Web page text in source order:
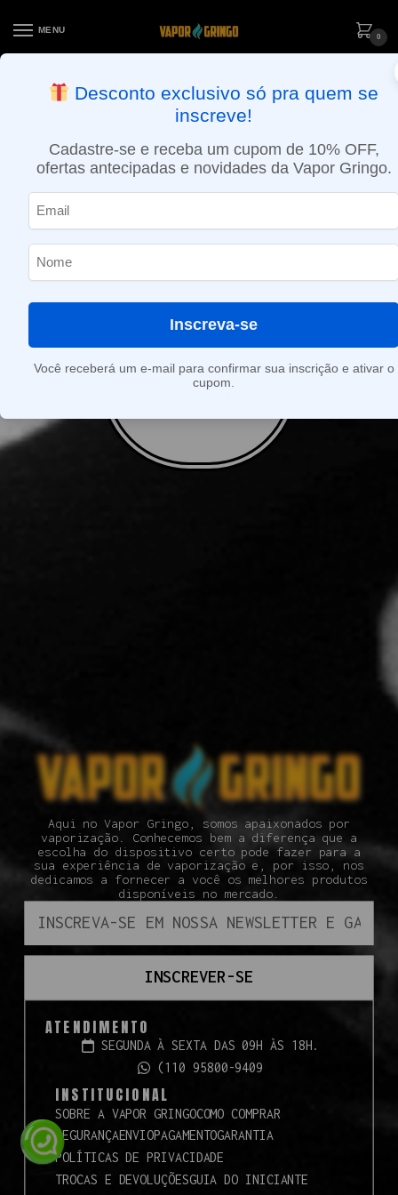
MENU
0
APROVADOS ATÉ 15:30 VIA MOTOBOY
Creme Doce
Aqui no Vapor Gringo, somos apaixonados por
vaporização. Conhecemos bem a diferença que a
escolha do dispositivo certo pode fazer para a
sua experiência de vaporização e, por isso, nos
dedicamos a fornecer a você os melhores produtos
disponíveis no mercado.
INSCREVER-SE
ATENDIMENTO
SEGUNDA À SEXTA DAS 09H ÀS 18H.
(110 95800-9409
INSTITUCIONAL
SOBRE A VAPOR GRINGOCOMO COMPRAR
SEGURANÇAENVIOPAGAMENTOGARANTIA
POLÍTICAS DE PRIVACIDADE
TROCAS E DEVOLUÇÕESGUIA DO INICIANTE
Desconto exclusivo só pra quem se
inscreve!
Cadastre-se e receba um cupom de 10% OFF,
ofertas antecipadas e novidades da Vapor Gringo.
Inscreva-se
Você receberá um e-mail para confirmar sua inscrição e ativar o
cupom.